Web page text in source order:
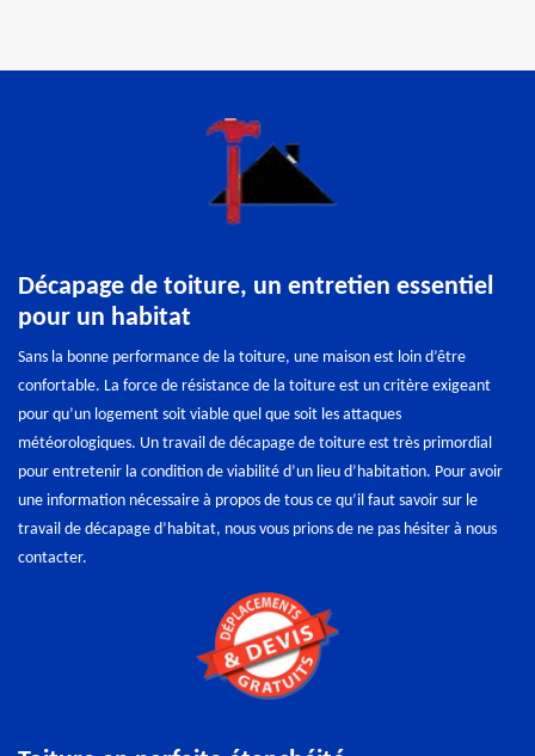
Décapage de toiture, un entretien essentiel
pour un habitat
Sans la bonne performance de la toiture, une maison est loin d’être
confortable. La force de résistance de la toiture est un critère exigeant
pour qu’un logement soit viable quel que soit les attaques
météorologiques. Un travail de décapage de toiture est très primordial
pour entretenir la condition de viabilité d’un lieu d’habitation. Pour avoir
une information nécessaire à propos de tous ce qu’il faut savoir sur le
travail de décapage d’habitat, nous vous prions de ne pas hésiter à nous
contacter.